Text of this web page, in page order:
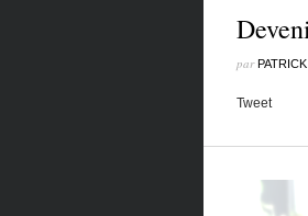
parPATRICK
Tweet